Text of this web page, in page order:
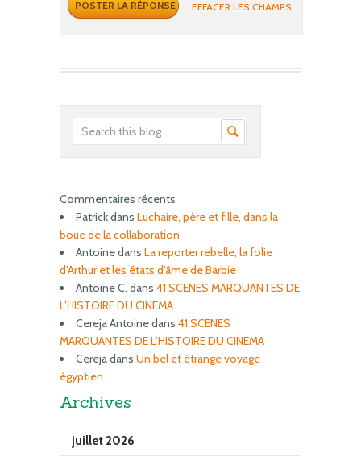
EFFACER LES CHAMPS
Commentaires récents
Patrickdans Luchaire, père et fille, dans la
boue de la collaboration
Antoinedans La reporter rebelle, la folie
d’Arthur et les états d’âme de Barbie
Antoine C. dans 41 SCENES MARQUANTES DE
L’HISTOIRE DU CINEMA
Cereja Antoinedans 41 SCENES
MARQUANTES DE L’HISTOIRE DU CINEMA
Cerejadans Un bel et étrange voyage
égyptien
Archives
juillet 2026